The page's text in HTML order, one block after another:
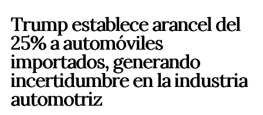
Trump establece arancel del
25% a automóviles
importados, generando
incertidumbre en la industria
automotriz